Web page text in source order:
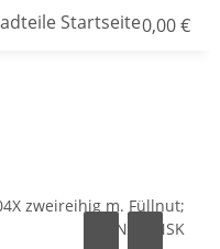
0,00 €